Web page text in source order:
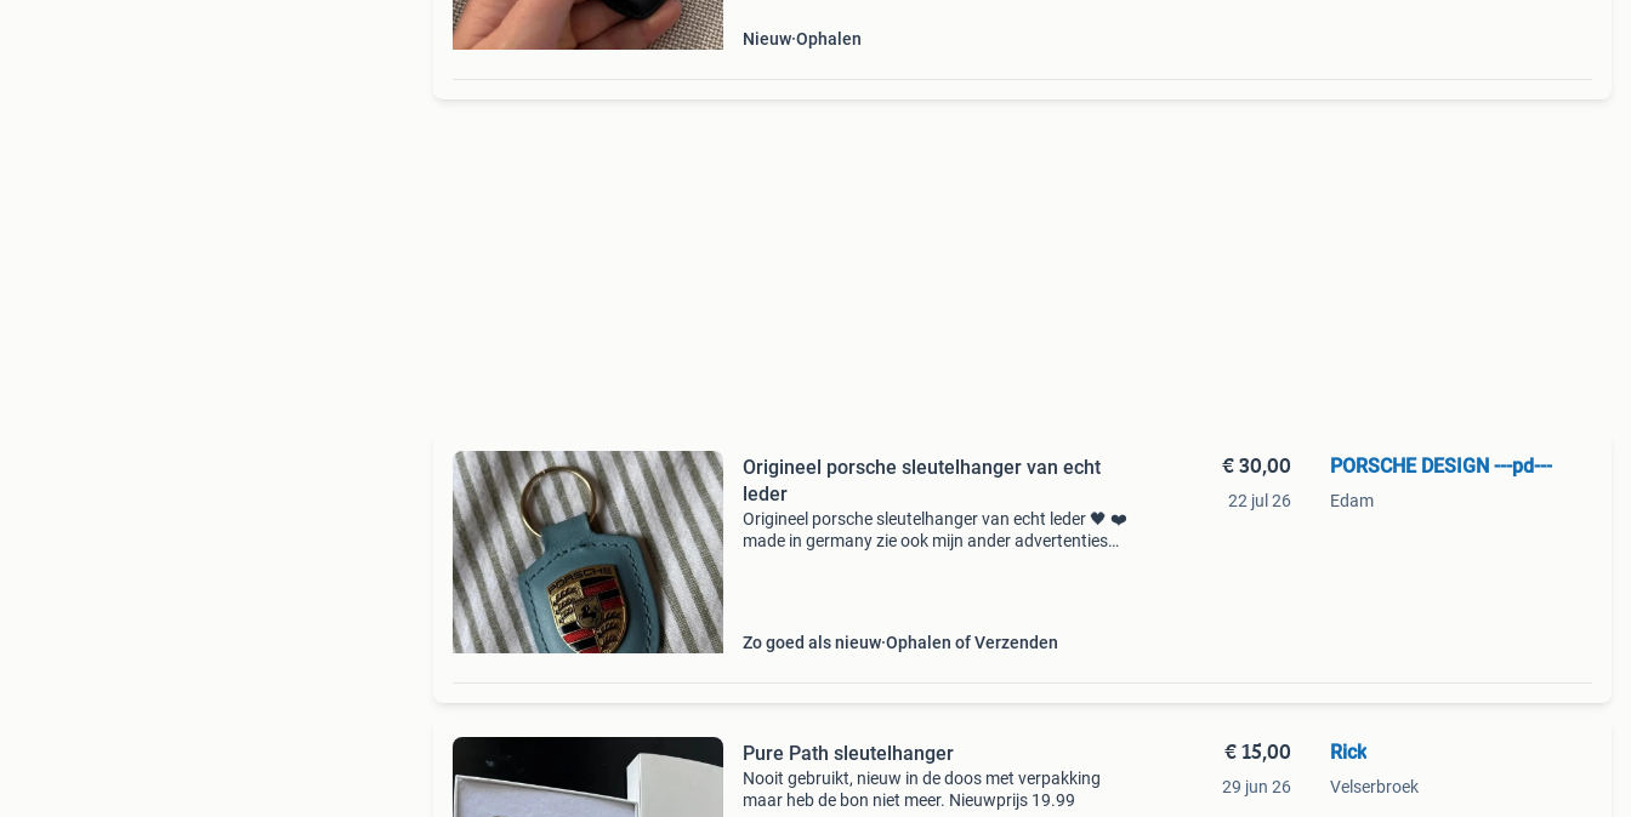
Nieuw Ophalen
Origineel porsche sleutelhanger van echt
Origineel porsche sleutelhanger van echt leder 🖤 ❤️
made in germany zie ook mijn ander advertenties
Zo goed als nieuw Ophalen of Verzenden
€ 30,00
22 jul 26
PORSCHE DESIGN ---pd---
Edam
Pure Path sleutelhanger
Nooit gebruikt, nieuw in de doos met verpakking
maar heb de bon niet meer. Nieuwprijs 19.99
€ 15,00
29 jun 26
Rick
Velserbroek